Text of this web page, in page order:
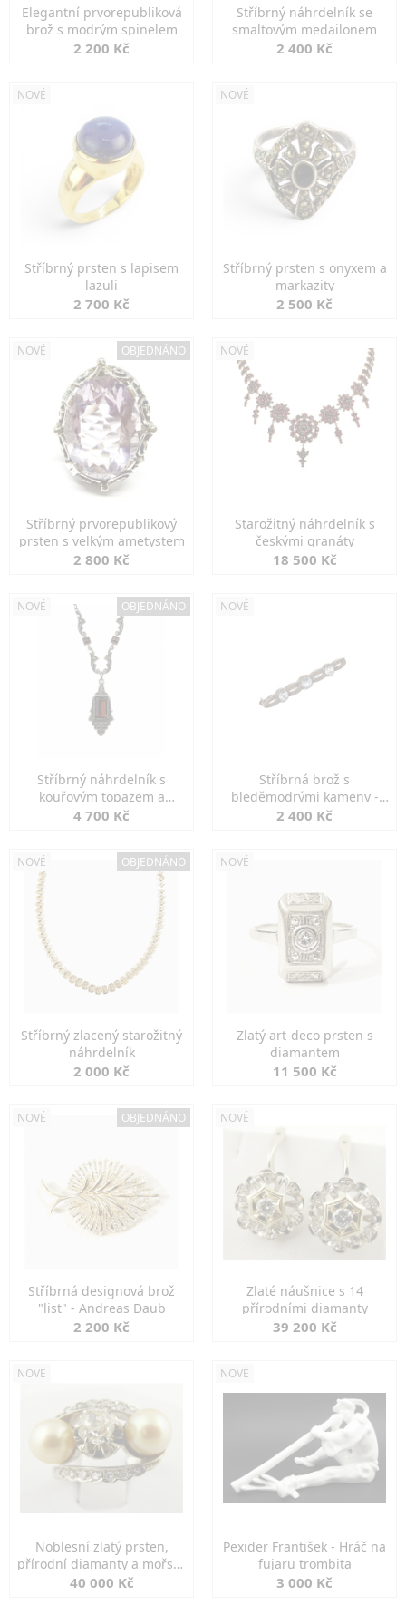
Elegantní prvorepubliková
brož s modrým spinelem
2 200 Kč
Stříbrný náhrdelník se
smaltovým medailonem
2 400 Kč
NOVÉ
Stříbrný prsten s lapisem
lazuli
2 700 Kč
NOVÉ
Stříbrný prsten s onyxem a
markazity
2 500 Kč
NOVÉ OBJEDNÁNO
Stříbrný prvorepublikový
prsten s velkým ametystem
2 800 Kč
NOVÉ
Starožitný náhrdelník s
českými granáty
18 500 Kč
NOVÉ OBJEDNÁNO
Stříbrný náhrdelník s
kouřovým topazem a
markazity
4 700 Kč
NOVÉ
Stříbrná brož s
bleděmodrými kameny -
jemná elegance
2 400 Kč
NOVÉ OBJEDNÁNO
Stříbrný zlacený starožitný
náhrdelník
2 000 Kč
NOVÉ
Zlatý art-deco prsten s
diamantem
11 500 Kč
NOVÉ OBJEDNÁNO
Stříbrná designová brož
"list" - Andreas Daub
2 200 Kč
NOVÉ
Zlaté náušnice s 14
přírodními diamanty
39 200 Kč
NOVÉ
Noblesní zlatý prsten,
přírodní diamanty a mořské
perly
40 000 Kč
NOVÉ
Pexider František - Hráč na
fujaru trombita
3 000 Kč